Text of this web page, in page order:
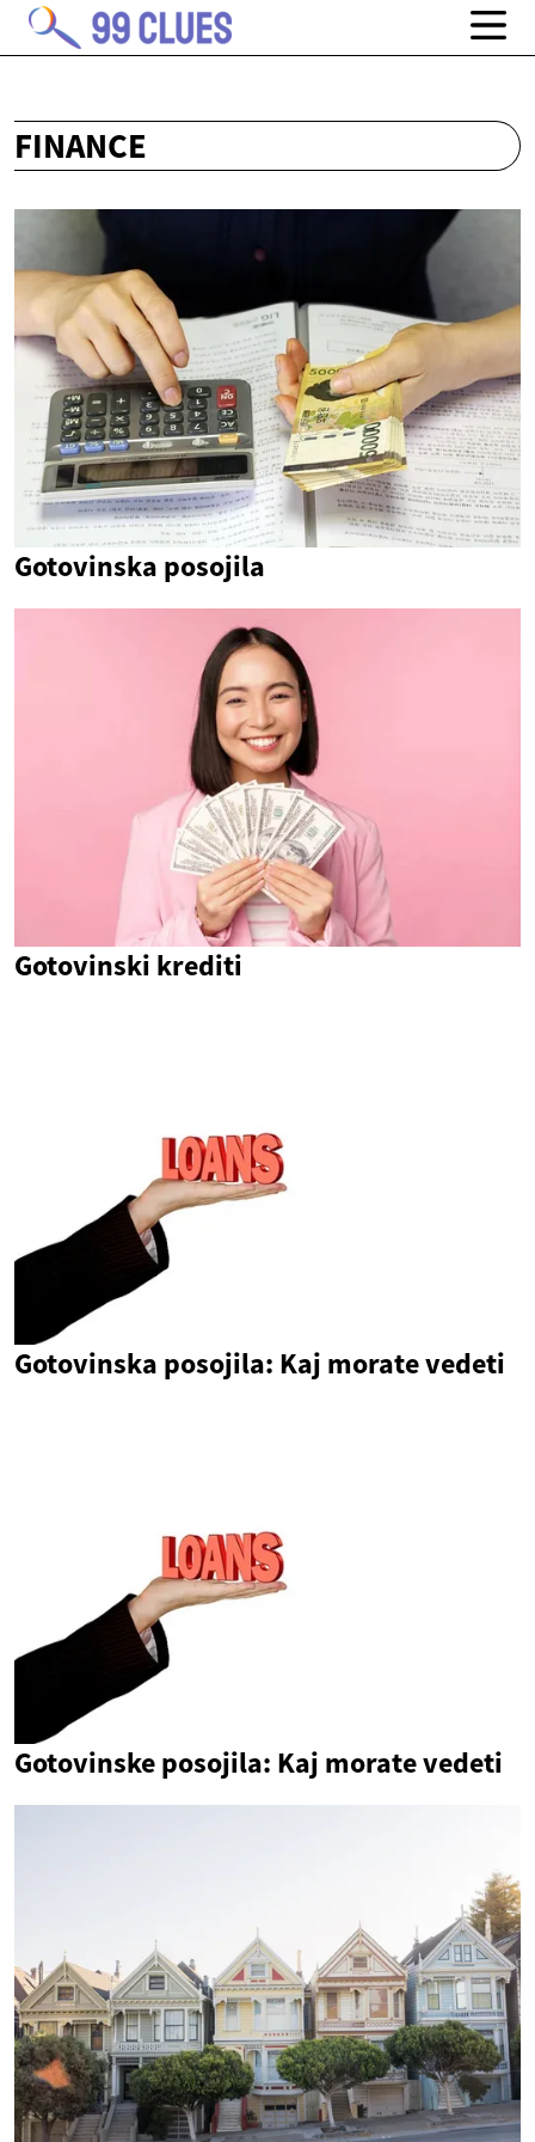
FINANCE
Gotovinska posojila
Gotovinski krediti
Gotovinska posojila: Kaj morate vedeti
Gotovinske posojila: Kaj morate vedeti